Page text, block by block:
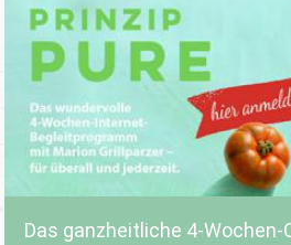
Das ganzheitliche 4-